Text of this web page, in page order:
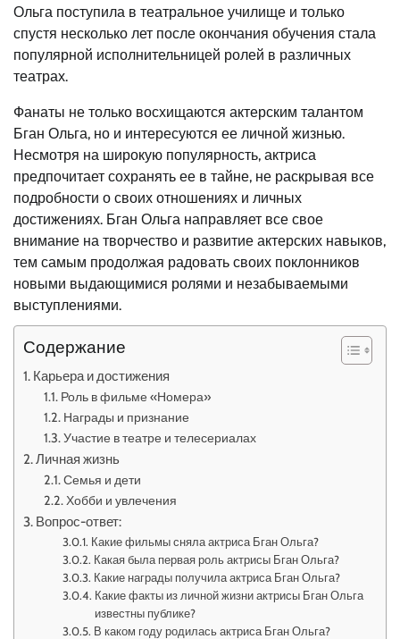
Ольга поступила в театральное училище и только
спустя несколько лет после окончания обучения стала
популярной исполнительницей ролей в различных
театрах.
Фанаты не только восхищаются актерским талантом
Бган Ольга, но и интересуются ее личной жизнью.
Несмотря на широкую популярность, актриса
предпочитает сохранять ее в тайне, не раскрывая все
подробности о своих отношениях и личных
достижениях. Бган Ольга направляет все свое
внимание на творчество и развитие актерских навыков,
тем самым продолжая радовать своих поклонников
новыми выдающимися ролями и незабываемыми
выступлениями.
Содержание
Карьера и достижения
Роль в фильме «Номера»
Награды и признание
Участие в театре и телесериалах
Личная жизнь
Семья и дети
Хобби и увлечения
Вопрос-ответ:
Какие фильмы сняла актриса Бган Ольга?
Какая была первая роль актрисы Бган Ольга?
Какие награды получила актриса Бган Ольга?
Какие факты из личной жизни актрисы Бган Ольга
известны публике?
В каком году родилась актриса Бган Ольга?